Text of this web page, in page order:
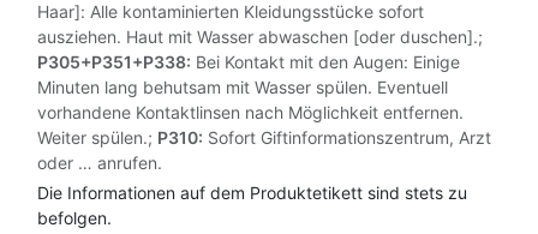
Haar]: Alle kontaminierten Kleidungsstücke sofort
ausziehen. Haut mit Wasser abwaschen [oder duschen].;
P305+P351+P338: Bei Kontakt mit den Augen: Einige
Minuten lang behutsam mit Wasser spülen. Eventuell
vorhandene Kontaktlinsen nach Möglichkeit entfernen.
Weiter spülen.; P310: Sofort Giftinformationszentrum, Arzt
oder … anrufen.
Die Informationen auf dem Produktetikett sind stets zu
befolgen.